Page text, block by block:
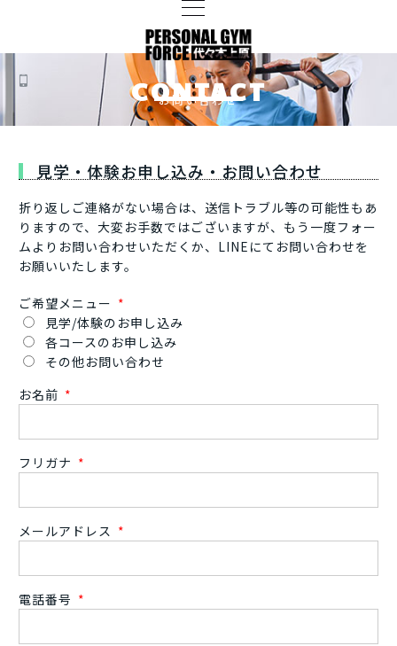
CONTACT
お問い合わせ
見学・体験お申し込み・お問い合わせ
折り返しご連絡がない場合は、送信トラブル等の可能性もあ
りますので、 大変お手数ではございますが、もう一度フォー
ムよりお問い合わせいただくか、LINEにてお問い合わせを
お願いいたします。
ご希望メニュー
見学/体験のお申し込み
各コースのお申し込み
その他お問い合わせ
お名前
フリガナ
メールアドレス
電話番号